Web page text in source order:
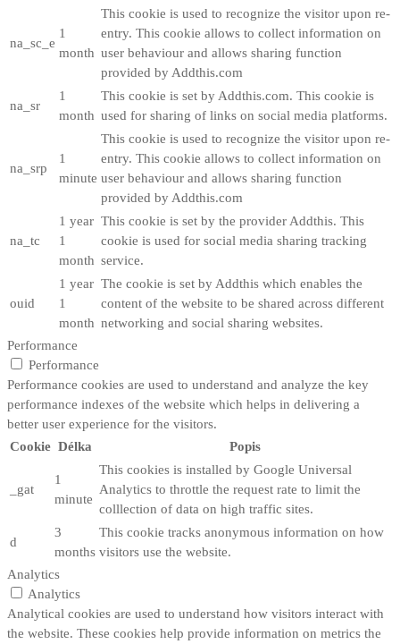
na_sc_e
1
month
This cookie is used to recognize the visitor upon re-
entry. This cookie allows to collect information on
user behaviour and allows sharing function
provided by Addthis.com
na_sr
1
month
This cookie is set by Addthis.com. This cookie is
used for sharing of links on social media platforms.
na_srp
1
minute
This cookie is used to recognize the visitor upon re-
entry. This cookie allows to collect information on
user behaviour and allows sharing function
provided by Addthis.com
na_tc
1 year
1
month
This cookie is set by the provider Addthis. This
cookie is used for social media sharing tracking
service.
ouid
1 year
1
month
The cookie is set by Addthis which enables the
content of the website to be shared across different
networking and social sharing websites.
Performance
Performance
Performance cookies are used to understand and analyze the key
performance indexes of the website which helps in delivering a
better user experience for the visitors.
Cookie Délka Popis
_gat
1
minute
This cookies is installed by Google Universal
Analytics to throttle the request rate to limit the
colllection of data on high traffic sites.
d
3
months
This cookie tracks anonymous information on how
visitors use the website.
Analytics
Analytics
Analytical cookies are used to understand how visitors interact with
the website. These cookies help provide information on metrics the